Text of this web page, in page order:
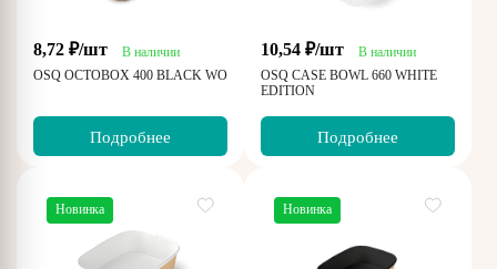
8,72 ₽/шт
В наличии
OSQ OCTOBOX 400 BLACK WOOD
Подробнее
10,54 ₽/шт
В наличии
OSQ CASE BOWL 660 WHITE
EDITION
Подробнее
Новинка Новинка